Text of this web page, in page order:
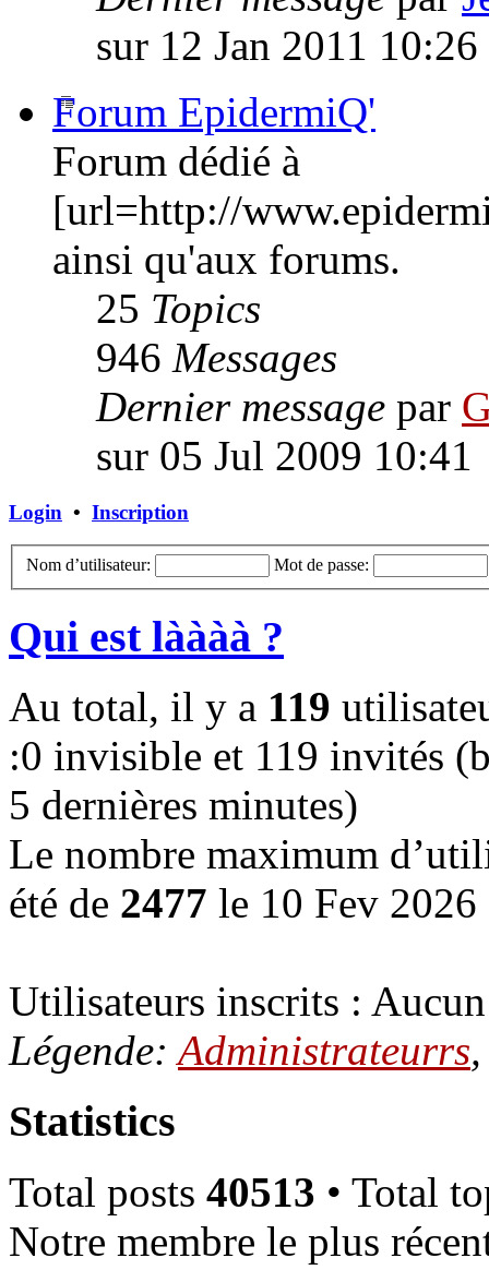
sur 12 Jan 2011 10:26
Forum EpidermiQ'
Forum dédié à
[url=http://
ainsi qu'aux forums.
25 Topics
946 Messages
Dernier message par
sur 05 Jul 2009 10:41
Login • Inscription
Nom d’utilisateur: Mot de passe:
Qui est làààà ?
Au total, il y a 119
:0 invisible et 119 invités
5 dernières minutes)
Le nombre maximum
été de 2477 le 10 Fev
Utilisateurs inscrits :
Légende:Administrateurrs
Statistics
Total posts 40513 • Total
Notre membre le plus